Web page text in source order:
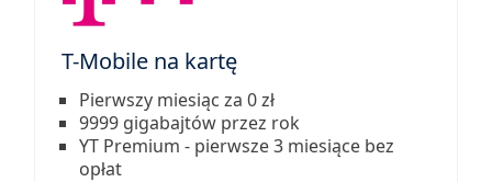
T-Mobile na kartę
Pierwszy miesiąc za 0 zł
9999 gigabajtów przez rok
YT Premium - pierwsze 3 miesiące bez
opłat